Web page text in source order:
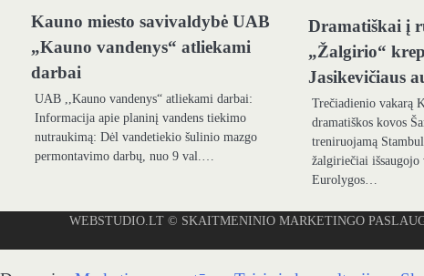
Kauno miesto savivaldybė UAB
„Kauno vandenys“ atliekami
darbai
UAB ,,Kauno vandenys“ atliekami darbai:
Informacija apie planinį vandens tiekimo
nutraukimą: Dėl vandetiekio šulinio mazgo
permontavimo darbų, nuo 9 val.…
Dramatiškai į
„Žalgirio“
Jasikevičiaus
Trečiadienio vakarą
dramatiškos kovos
treniruojamą
žalgiriečiai
Eurolygos…
WEBSTUDIO.LT© SKAITMENINIO MARKETINGO